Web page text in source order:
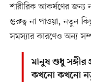
শারীরিক আকর্ষণের
গুরুত্ব না পাওয়া, নতুন
সমস্যার কারণেও অন্য
মানুষ শুধু সঙ্গীর
কখনো কখনো